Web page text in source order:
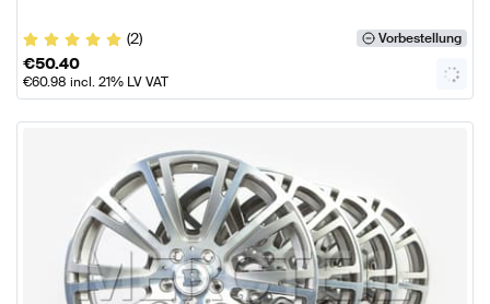
(2) Vorbestellung
€50.40
€60.98 incl. 21% LV VAT